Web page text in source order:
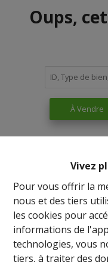
Vivez
Pour vous offrir la
nous et des tiers
les cookies pour
informations de
technologies, vous
tiers, à traiter des
Oups,
À Vendre